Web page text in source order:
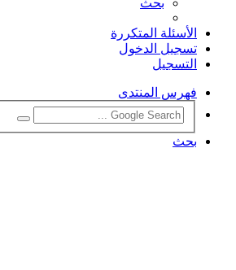
بحث
الأسئلة المتكررة
تسجيل الدخول
التسجيل
فهرس المنتدى
بحث